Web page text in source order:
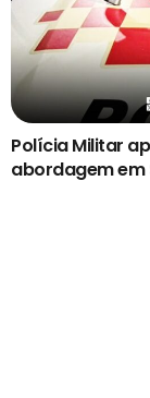
Polícia Militar
abordagem em